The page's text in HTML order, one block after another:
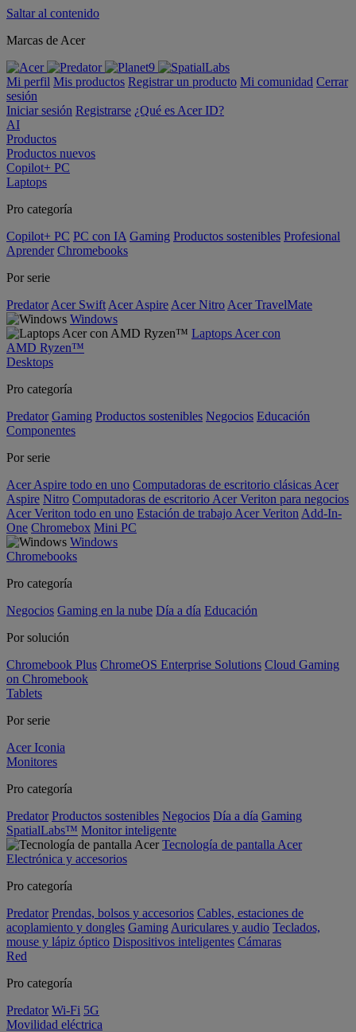
Saltar al contenido
Marcas de Acer
Mi perfil Mis productos Registrar un producto Mi comunidad Cerrar
sesión
Iniciar sesión Registrarse ¿Qué es Acer ID?
AI
Productos
Productos nuevos
Copilot+ PC
Laptops
Pro categoría
Copilot+ PC PC con IA Gaming Productos sostenibles Profesional
Aprender Chromebooks
Por serie
Predator Acer Swift Acer Aspire Acer Nitro Acer TravelMate
Windows
Laptops Acer con
AMD Ryzen™
Desktops
Pro categoría
Predator Gaming Productos sostenibles Negocios Educación
Componentes
Por serie
Acer Aspire todo en uno Computadoras de escritorio clásicas Acer
Aspire Nitro Computadoras de escritorio Acer Veriton para negocios
Acer Veriton todo en uno Estación de trabajo Acer Veriton Add-In-
One Chromebox Mini PC
Windows
Chromebooks
Pro categoría
Negocios Gaming en la nube Día a día Educación
Por solución
Chromebook Plus ChromeOS Enterprise Solutions Cloud Gaming
on Chromebook
Tablets
Por serie
Acer Iconia
Monitores
Pro categoría
Predator Productos sostenibles Negocios Día a día Gaming
SpatialLabs™ Monitor inteligente
Tecnología de pantalla Acer
Electrónica y accesorios
Pro categoría
Predator Prendas, bolsos y accesorios Cables, estaciones de
acoplamiento y dongles Gaming Auriculares y audio Teclados,
mouse y lápiz óptico Dispositivos inteligentes Cámaras
Red
Pro categoría
Predator Wi-Fi 5G
Movilidad eléctrica